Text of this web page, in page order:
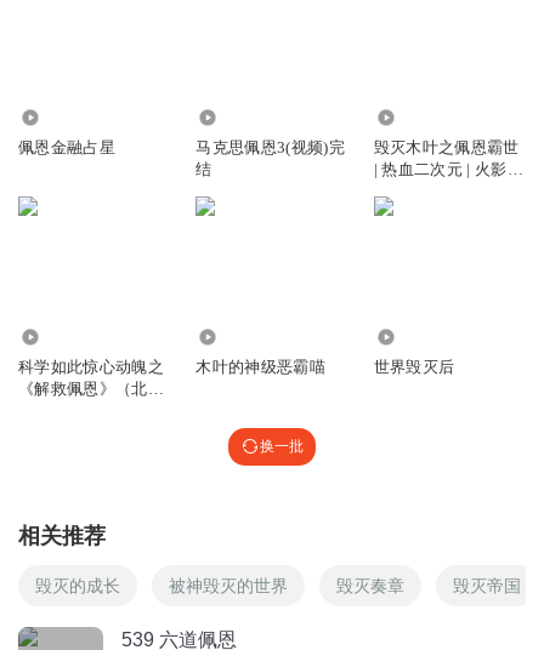
佩恩金融占星
马克思佩恩3(视频)完
结
毁灭木叶之佩恩霸世
| 热血二次元 | 火影忍
逆袭
科学如此惊心动魄之
《解救佩恩》（北方
木叶的神级恶霸喵 世界毁灭后
换一批
相关推荐
毁灭的成长 被神毁灭的世界 毁灭奏章 毁灭帝国
539 六道佩恩